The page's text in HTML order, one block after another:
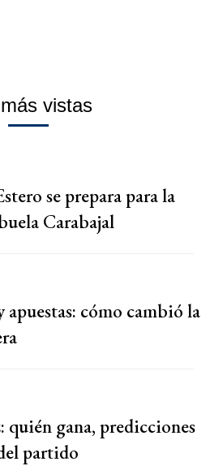
vistas
se prepara para la
Carabajal
apuestas: cómo cambió la
quién gana, predicciones
partido